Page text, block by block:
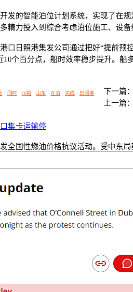
发的智能泊位计划系统，实现了在
精力投入到综合考虑泊位施工、设
口日照港集发公司通过把好“提前预
10个百分点，船时效率稳步提升。
同时 10船 山东 在泊 完成 日照港 下一篇：
上一篇：
集卡运输停
全国性燃油价格抗议活动。受中东